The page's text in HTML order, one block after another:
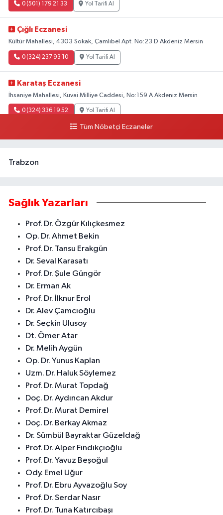
0 (501) 179 21 33 Yol Tarifi Al
Çığlı Eczanesi
Kültür Mahallesi, 4303 Sokak, Çamlıbel Apt. No:23 D Akdeniz Mersin
0 (324) 237 93 10 Yol Tarifi Al
Karataş Eczanesi
İhsaniye Mahallesi, Kuvai Milliye Caddesi, No:159 A Akdeniz Mersin
0 (324) 336 19 52 Yol Tarifi Al
Tüm Nöbetçi Eczaneler
Trabzon
Sağlık Yazarları
Prof. Dr. Özgür Kılıçkesmez
Op. Dr. Ahmet Bekin
Prof. Dr. Tansu Erakgün
Dr. Seval Karasatı
Prof. Dr. Şule Güngör
Dr. Erman Ak
Prof. Dr. İlknur Erol
Dr. Alev Çamcıoğlu
Dr. Seçkin Ulusoy
Dt. Ömer Atar
Dr. Melih Aygün
Op. Dr. Yunus Kaplan
Uzm. Dr. Haluk Söylemez
Prof. Dr. Murat Topdağ
Doç. Dr. Aydıncan Akdur
Prof. Dr. Murat Demirel
Doç. Dr. Berkay Akmaz
Dr. Sümbül Bayraktar Güzeldağ
Prof. Dr. Alper Fındıkçıoğlu
Prof. Dr. Yavuz Beşoğul
Ody. Emel Uğur
Prof. Dr. Ebru Ayvazoğlu Soy
Prof. Dr. Serdar Nasır
Prof. Dr. Tuna Katırcıbaşı